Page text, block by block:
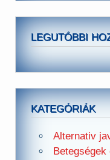
LEGUTÓBBI
KATEGÓRIÁK
Alternativ
Betegségek